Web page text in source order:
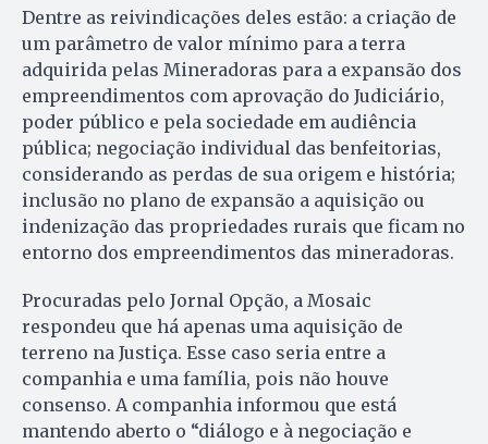
Dentre as reivindicações deles estão: a criação de
um parâmetro de valor mínimo para a terra
adquirida pelas Mineradoras para a expansão dos
empreendimentos com aprovação do Judiciário,
poder público e pela sociedade em audiência
pública; negociação individual das benfeitorias,
considerando as perdas de sua origem e história;
inclusão no plano de expansão a aquisição ou
indenização das propriedades rurais que ficam no
entorno dos empreendimentos das mineradoras.
Procuradas pelo Jornal Opção, a Mosaic
respondeu que há apenas uma aquisição de
terreno na Justiça. Esse caso seria entre a
companhia e uma família, pois não houve
consenso. A companhia informou que está
mantendo aberto o “diálogo e à negociação e